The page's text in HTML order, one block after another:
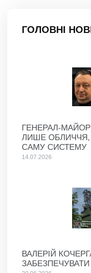
ГОЛОВНІ
ГЕНЕРАЛ-МАЙОР
ЛИШЕ ОБЛИЧЧЯ,
САМУ СИСТЕМУ
14.07.2026
ВАЛЕРІЙ